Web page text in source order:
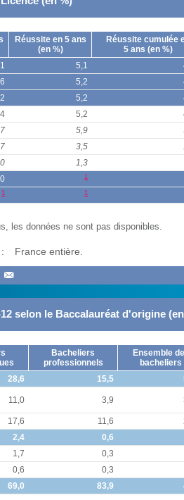
Réussite en 5 ans
(en %)
Réussite cumulée
5 ans (en %)
5,1
5,2
5,2
5,2
5,9
3,5
1,3
1
1 1
les données ne sont pas disponibles.
France entière.

selon le Baccalauréat d'origine
Bacheliers
professionnels
Ensemble
bacheliers
28,6 15,5
11,0 3,9
17,6 11,6
2,4 0,6
1,7 0,3
0,6 0,3
69,0 83,9